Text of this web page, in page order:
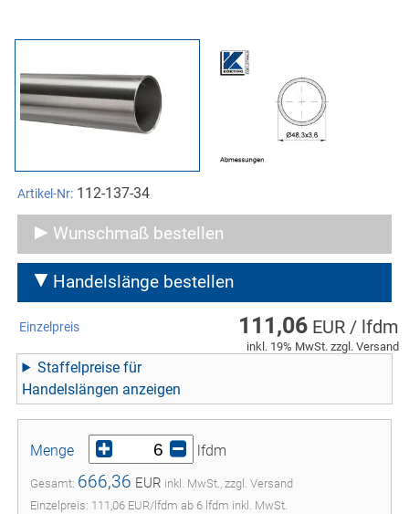
Artikel-Nr: 112-137-34
Wunschmaß bestellen
Handelslänge bestellen
Einzelpreis 111,06EUR / lfdm
inkl. 19% MwSt. zzgl. Versand
Staffelpreise für
Handelslängen
Menge lfdm
Gesamt: 666,36 EUR inkl. MwSt., zzgl. Versand
Einzelpreis: 111,06EUR/lfdm ab 6lfdm inkl. MwSt.